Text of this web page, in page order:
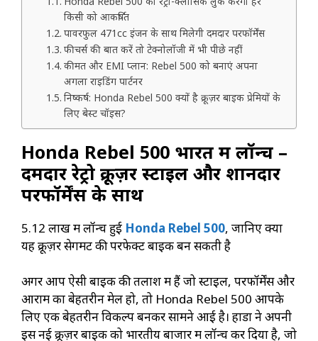
किसी को आकर्षित
पावरफुल 471cc इंजन के साथ मिलेगी दमदार परफॉर्मेंस
फीचर्स की बात करें तो टेक्नोलॉजी में भी पीछे नहीं
कीमत और EMI प्लान: Rebel 500 को बनाएं अपना
अगला राइडिंग पार्टनर
निष्कर्ष: Honda Rebel 500 क्यों है क्रूज़र बाइक प्रेमियों के
लिए बेस्ट चॉइस?
Honda Rebel 500 भारत में लॉन्च –
दमदार रेट्रो क्रूज़र स्टाइल और शानदार
परफॉर्मेंस के साथ
₹5.12 लाख में लॉन्च हुई Honda Rebel 500, जानिए क्यों
यह क्रूज़र सेगमेंट की परफेक्ट बाइक बन सकती है
अगर आप ऐसी बाइक की तलाश में हैं जो स्टाइल, परफॉर्मेंस और
आराम का बेहतरीन मेल हो, तो Honda Rebel 500 आपके
लिए एक बेहतरीन विकल्प बनकर सामने आई है। होंडा ने अपनी
इस नई क्रूज़र बाइक को भारतीय बाजार में लॉन्च कर दिया है, जो